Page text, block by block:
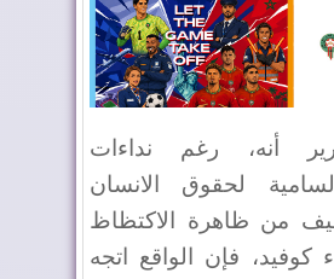
أنه، رغم نداءات
لحقوق الانسان
من ظاهرة الاكتظاظ
كوفيد، فإن الواقع اتجه